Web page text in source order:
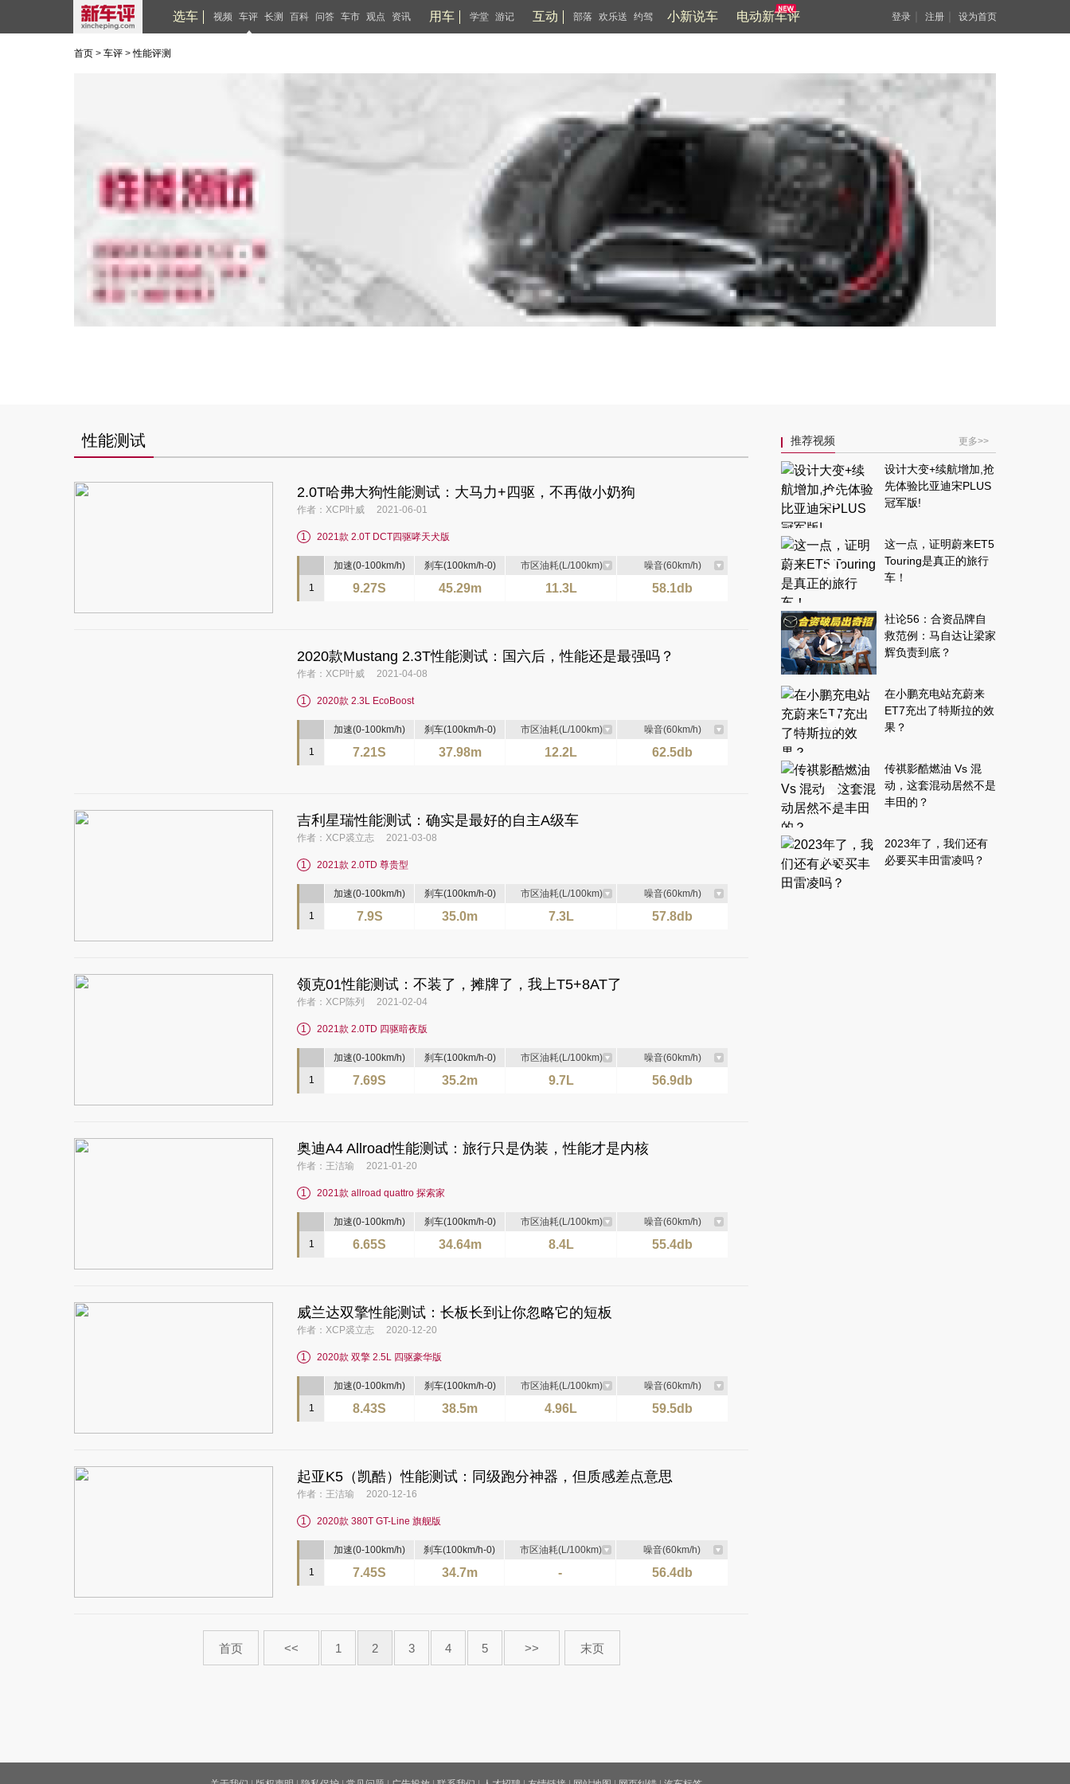
选车 视频 车评 长测 百科 问答 车市 观点 资讯 用车 学堂 游记 互动 部落 欢乐送 约驾 小新说车 电动新车评 登录 注册 设为首页
首页 > 车评 >性能评测
性能测试
2.0T哈弗大狗性能测试：大马力+四驱，不再做小奶狗
作者：XCP叶威 2021-06-01
1 2021款 2.0T DCT四驱哮天犬版
加速(0-100km/h) 刹车(100km/h-0) 市区油耗(L/100km)
噪音(60km/h)
1
9.27S 45.29m 11.3L 58.1db
2020款Mustang 2.3T性能测试：国六后，性能还是最强吗？
作者：XCP叶威 2021-04-08
1 2020款 2.3L EcoBoost
加速(0-100km/h) 刹车(100km/h-0) 市区油耗(L/100km)
噪音(60km/h)
1
7.21S 37.98m 12.2L 62.5db
吉利星瑞性能测试：确实是最好的自主A级车
作者：XCP裘立志 2021-03-08
1 2021款 2.0TD 尊贵型
加速(0-100km/h) 刹车(100km/h-0) 市区油耗(L/100km)
噪音(60km/h)
1
7.9S 35.0m 7.3L 57.8db
领克01性能测试：不装了，摊牌了，我上T5+8AT了
作者：XCP陈列 2021-02-04
1 2021款 2.0TD 四驱暗夜版
加速(0-100km/h) 刹车(100km/h-0) 市区油耗(L/100km)
噪音(60km/h)
1
7.69S 35.2m 9.7L 56.9db
奥迪A4 Allroad性能测试：旅行只是伪装，性能才是内核
作者：王洁瑜 2021-01-20
1 2021款 allroad quattro 探索家
加速(0-100km/h) 刹车(100km/h-0) 市区油耗(L/100km)
噪音(60km/h)
1
6.65S 34.64m 8.4L 55.4db
威兰达双擎性能测试：长板长到让你忽略它的短板
作者：XCP裘立志 2020-12-20
1 2020款 双擎 2.5L 四驱豪华版
加速(0-100km/h) 刹车(100km/h-0) 市区油耗(L/100km)
噪音(60km/h)
1
8.43S 38.5m 4.96L 59.5db
起亚K5（凯酷）性能测试：同级跑分神器，但质感差点意思
作者：王洁瑜 2020-12-16
1 2020款 380T GT-Line 旗舰版
加速(0-100km/h) 刹车(100km/h-0) 市区油耗(L/100km)
噪音(60km/h)
1
7.45S 34.7m - 56.4db
首页 << 1 2 3 4 5 >> 末页
推荐视频 更多>>
设计大变+续航增加,抢
先体验比亚迪宋PLUS
冠军版!
这一点，证明蔚来ET5
Touring是真正的旅行
车！
社论56：合资品牌自
救范例：马自达让梁家
辉负责到底？
在小鹏充电站充蔚来
ET7充出了特斯拉的效
果？
传祺影酷燃油 Vs 混
动，这套混动居然不是
丰田的？
2023年了，我们还有
必要买丰田雷凌吗？